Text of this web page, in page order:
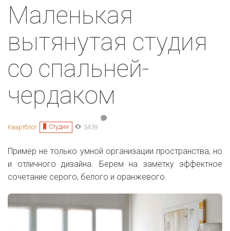
Маленькая
вытянутая студия
со спальней-
чердаком
Квартблог Студии 3439
Пример не только умной организации пространства, но
и отличного дизайна. Берем на заметку эффектное
сочетание серого, белого и оранжевого.